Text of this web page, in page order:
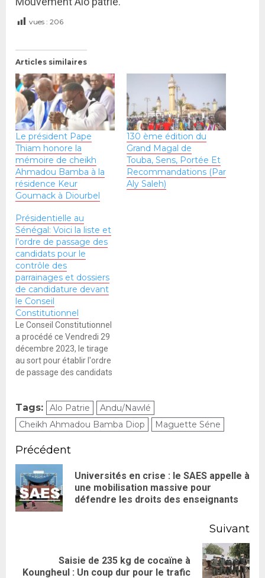
vues : 206
Articles similaires
Le président Pape
Thiam honore la
mémoire de cheikh
Ahmadou Bamba à la
résidence Keur
Goumack à Diourbel
130 ème édition du
Grand Magal de
Touba, Sens, Portée Et
Recommandations (Par
Aly Saleh)
Présidentielle au
Sénégal: Voici la liste et
l’ordre de passage des
candidats pour le
contrôle des
parrainages et dossiers
de candidature devant
le Conseil
Constitutionnel
Le Conseil Constitutionnel
a procédé ce Vendredi 29
décembre 2023, le tirage
au sort pour établir l'ordre
de passage des candidats
vérification des dossiers
de candidatures et des
fiches de parrainage pour
l'élection présidentielle du
25 février 2024. Se basant
sur les récépissés…
Tags: Alo Patrie
Andu/Nawlé
Cheikh Ahmadou Bamba Diop
Maguette Séne
Précédent
Universités en crise : le SAES appelle à
une mobilisation massive pour
défendre les droits des enseignants
Suivant
Saisie de 235 kg de cocaïne à
Koungheul : Un coup dur pour le trafic